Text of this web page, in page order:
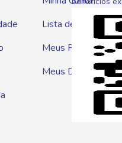
Lista de Compras
Meus Pedidos
Meus Descontos